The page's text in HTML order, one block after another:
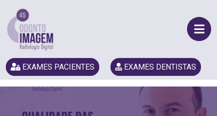
EXAMES PACIENTES EXAMES DENTISTAS